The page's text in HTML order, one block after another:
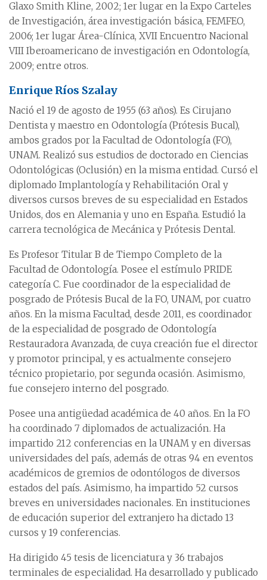
Glaxo Smith Kline, 2002; 1er lugar en la Expo Carteles
de Investigación, área investigación básica, FEMFEO,
2006; 1er lugar Área-Clínica, XVII Encuentro Nacional
VIII Iberoamericano de investigación en Odontología,
2009; entre otros.
Enrique Ríos Szalay
Nació el 19 de agosto de 1955 (63 años). Es Cirujano
Dentista y maestro en Odontología (Prótesis Bucal),
ambos grados por la Facultad de Odontología (FO),
UNAM. Realizó sus estudios de doctorado en Ciencias
Odontológicas (Oclusión) en la misma entidad. Cursó el
diplomado Implantología y Rehabilitación Oral y
diversos cursos breves de su especialidad en Estados
Unidos, dos en Alemania y uno en España. Estudió la
carrera tecnológica de Mecánica y Prótesis Dental.
Es Profesor Titular B de Tiempo Completo de la
Facultad de Odontología. Posee el estímulo PRIDE
categoría C. Fue coordinador de la especialidad de
posgrado de Prótesis Bucal de la FO, UNAM, por cuatro
años. En la misma Facultad, desde 2011, es coordinador
de la especialidad de posgrado de Odontología
Restauradora Avanzada, de cuya creación fue el director
y promotor principal, y es actualmente consejero
técnico propietario, por segunda ocasión. Asimismo,
fue consejero interno del posgrado.
Posee una antigüedad académica de 40 años. En la FO
ha coordinado 7 diplomados de actualización. Ha
impartido 212 conferencias en la UNAM y en diversas
universidades del país, además de otras 94 en eventos
académicos de gremios de odontólogos de diversos
estados del país. Asimismo, ha impartido 52 cursos
breves en universidades nacionales. En instituciones
de educación superior del extranjero ha dictado 13
cursos y 19 conferencias.
Ha dirigido 45 tesis de licenciatura y 36 trabajos
terminales de especialidad. Ha desarrollado y publicado